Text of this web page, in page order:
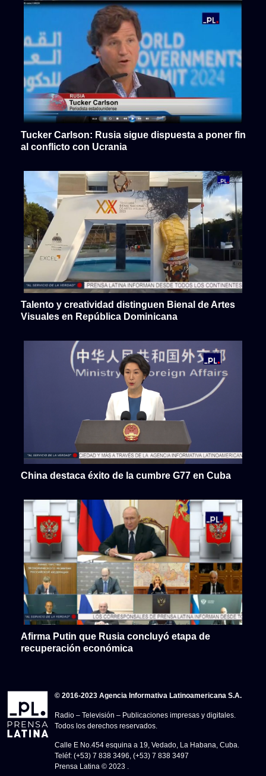
Tucker Carlson: Rusia sigue dispuesta a poner fin
al conflicto con Ucrania
Talento y creatividad distinguen Bienal de Artes
Visuales en República Dominicana
China destaca éxito de la cumbre G77 en Cuba
Afirma Putin que Rusia concluyó etapa de
recuperación económica
© 2016-2023 Agencia Informativa Latinoamericana S.A.
Radio – Televisión – Publicaciones impresas y digitales.
Todos los derechos reservados.
Calle E No.454 esquina a 19, Vedado, La Habana, Cuba.
Teléf: (+53) 7 838 3496, (+53) 7 838 3497
Prensa Latina © 2023 .